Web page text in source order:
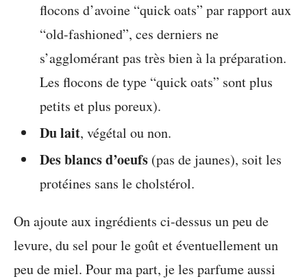
flocons d’avoine “quick oats” par rapport aux
“old-fashioned”, ces derniers ne
s’agglomérant pas très bien à la préparation.
Les flocons de type “quick oats” sont plus
petits et plus poreux).
Du lait, végétal ou non.
Des blancs d’oeufs (pas de jaunes), soit les
protéines sans le cholstérol.
On ajoute aux ingrédients ci-dessus un peu de
levure, du sel pour le goût et éventuellement un
peu de miel. Pour ma part, je les parfume aussi